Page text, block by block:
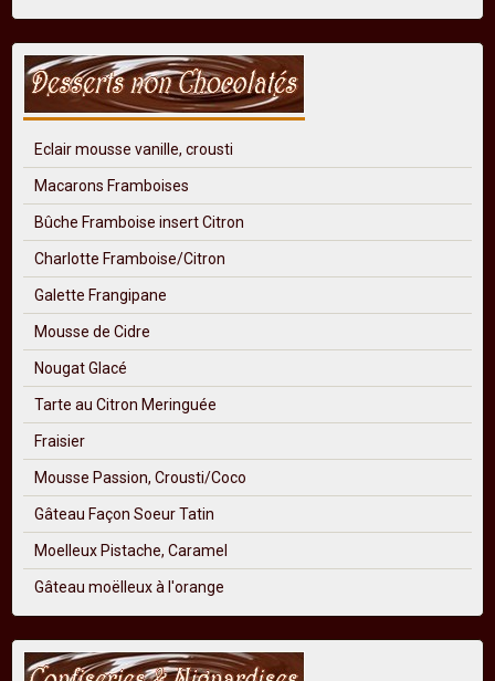
Eclair mousse vanille, crousti
Macarons Framboises
Bûche Framboise insert Citron
Charlotte Framboise/Citron
Galette Frangipane
Mousse de Cidre
Nougat Glacé
Tarte au Citron Meringuée
Fraisier
Mousse Passion, Crousti/Coco
Gâteau Façon Soeur Tatin
Moelleux Pistache, Caramel
Gâteau moëlleux à l'orange